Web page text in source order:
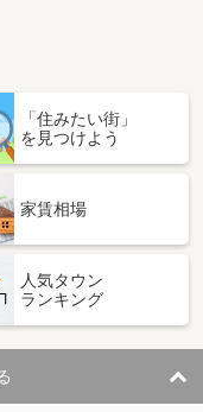
１
「住みたい街」
を見つけよう
家賃相場
人気タウン
ランキング